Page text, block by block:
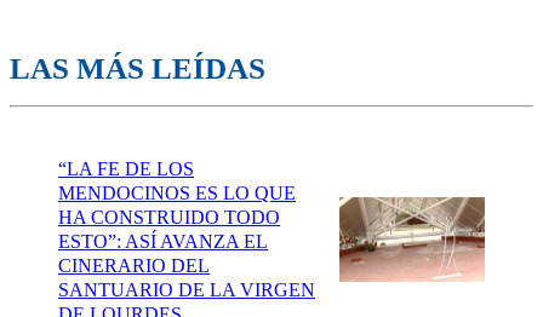
LAS MÁS LEÍDAS
“LA FE DE LOS
MENDOCINOS ES LO QUE
HA CONSTRUIDO TODO
ESTO”: ASÍ AVANZA EL
CINERARIO DEL
SANTUARIO DE LA VIRGEN